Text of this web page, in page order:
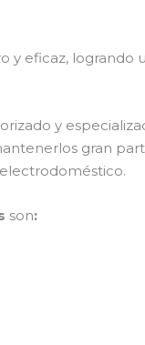
y eficaz, logrando
y
gran
son: